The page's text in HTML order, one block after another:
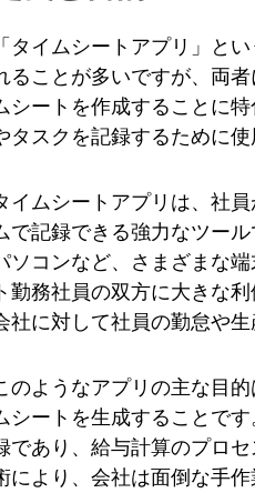
「タイムシートアプリ」と
ることが多いですが、両
シートを作成することに
タスクを記録するために使
イムシートアプリは、社
で記録できる強力なツー
ソコンなど、さまざまな
勤務社員の双方に大きな
社に対して社員の勤怠や
のようなアプリの主な目
シートを生成することで
であり、給与計算のプロ
により、会社は面倒な手